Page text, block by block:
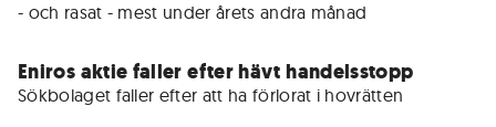
- och rasat - mest under årets andra månad
Eniros aktie faller efter hävt handelsstopp